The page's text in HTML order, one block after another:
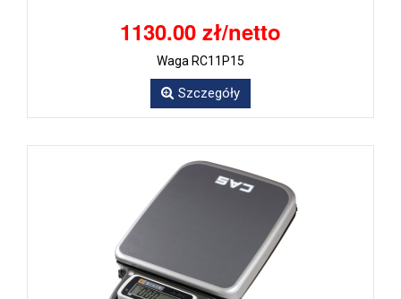
1130.00 zł/netto
Waga RC11P15
Szczegóły